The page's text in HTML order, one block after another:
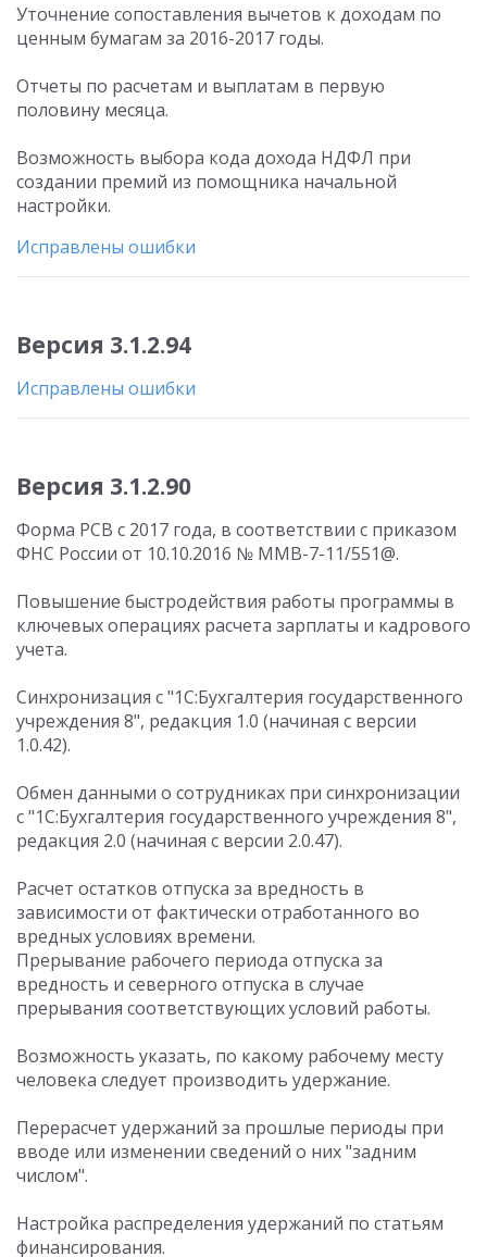
Уточнение сопоставления вычетов к доходам по
ценным бумагам за 2016-2017 годы.
Отчеты по расчетам и выплатам в первую
половину месяца.
Возможность выбора кода дохода НДФЛ при
создании премий из помощника начальной
настройки.
Исправлены ошибки
Версия 3.1.2.94
Исправлены ошибки
Версия 3.1.2.90
Форма РСВ с 2017 года, в соответствии с приказом
ФНС России от 10.10.2016 № ММВ-7-11/551@.
Повышение быстродействия работы программы в
ключевых операциях расчета зарплаты и кадрового
учета.
Синхронизация с "1С:Бухгалтерия государственного
учреждения 8", редакция 1.0 (начиная с версии
1.0.42).
Обмен данными о сотрудниках при синхронизации
с "1С:Бухгалтерия государственного учреждения 8",
редакция 2.0 (начиная с версии 2.0.47).
Расчет остатков отпуска за вредность в
зависимости от фактически отработанного во
вредных условиях времени.
Прерывание рабочего периода отпуска за
вредность и северного отпуска в случае
прерывания соответствующих условий работы.
Возможность указать, по какому рабочему месту
человека следует производить удержание.
Перерасчет удержаний за прошлые периоды при
вводе или изменении сведений о них "задним
числом".
Настройка распределения удержаний по статьям
финансирования.